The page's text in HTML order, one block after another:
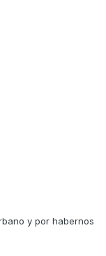
y por habernos